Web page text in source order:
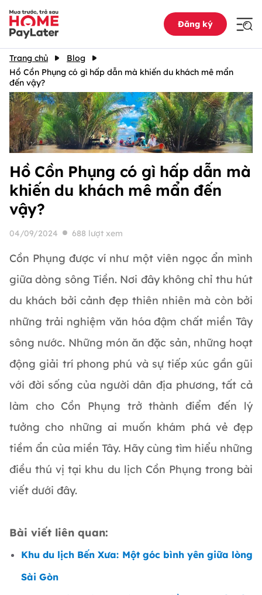
Đăng ký
Trang chủ
Blog
Hồ Cồn Phụng có gì hấp dẫn mà khiến du khách mê mẩn
đến vậy?
Hồ Cồn Phụng có gì hấp dẫn mà
khiến du khách mê mẩn đến
vậy?
04/09/2024 688 lượt xem
Cồn Phụng được ví như một viên ngọc ẩn mình
giữa dòng sông Tiền. Nơi đây không chỉ thu hút
du khách bởi cảnh đẹp thiên nhiên mà còn bởi
những trải nghiệm văn hóa đậm chất miền Tây
sông nước. Những món ăn đặc sản, những hoạt
động giải trí phong phú và sự tiếp xúc gần gũi
với đời sống của người dân địa phương, tất cả
làm cho Cồn Phụng trở thành điểm đến lý
tưởng cho những ai muốn khám phá vẻ đẹp
tiềm ẩn của miền Tây. Hãy cùng tìm hiểu những
điều thú vị tại khu du lịch Cồn Phụng trong bài
viết dưới đây.
Bài viết liên quan:
Khu du lịch Bến Xưa: Một góc bình yên giữa lòng
Sài Gòn